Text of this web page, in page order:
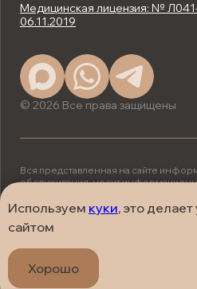
Используем куки, это
сайтом
Хорошо
Медицинская лицензия: №
06.11.2019
© 2026 Все права защищены
Вся представленная на сайте
обслуживания, носит
публичной офертой, определяемой
РФ.
ИМЕЮТСЯ
СПЕЦИАЛИСТА.
Сделано в Ягода Дизайн